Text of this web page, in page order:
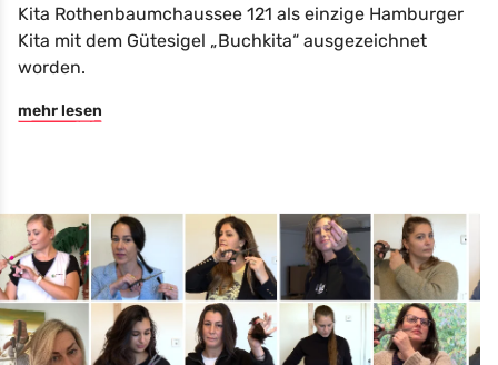
Kita Rothenbaumchaussee 121 als einzige Hamburger
Kita mit dem Gütesigel „Buchkita“ ausgezeichnet
worden.
mehr lesen